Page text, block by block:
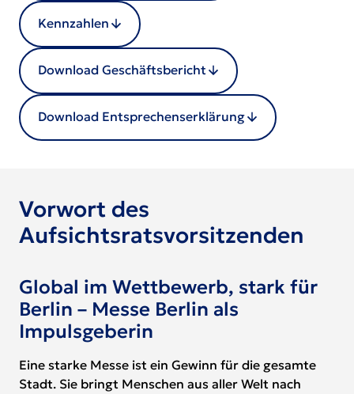
Kennzahlen
Download Geschäftsbericht
Download Entsprechenserklärung
Vorwort des
Aufsichtsratsvorsitzenden
Global im Wettbewerb, stark für
Berlin – Messe Berlin als
Impulsgeberin
Eine starke Messe ist ein Gewinn für die gesamte
Stadt. Sie bringt Menschen aus aller Welt nach